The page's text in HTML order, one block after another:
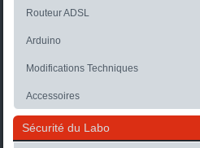
Routeur ADSL
Arduino
Modifications Techniques
Accessoires
Sécurité du Labo